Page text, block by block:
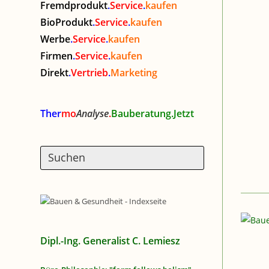
Fremdprodukt.Service.kaufen
BioProdukt.Service.kaufen
Werbe.Service.kaufen
Firmen.Service.kaufen
Direkt.Vertrieb.Marketing
ThermoAnalyse.Bauberatung.Jetzt
Dipl.-Ing. Generalist C. Lemiesz